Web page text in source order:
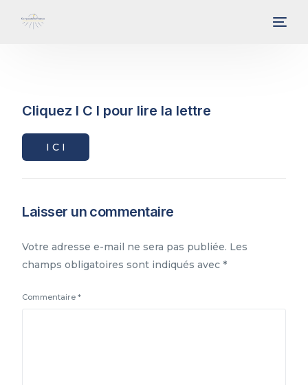
Cliquez I C I pour lire la lettre
I C I
Laisser un commentaire
Votre adresse e-mail ne sera pas publiée. Les
champs obligatoires sont indiqués avec*
Commentaire*